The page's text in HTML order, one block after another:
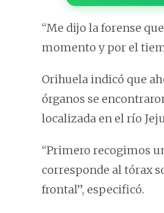
“Me dijo la forense
momento y por el
Orihuela indicó que
órganos se
localizada en el río
“Primero recogimos
corresponde al tórax
frontal”, especificó.